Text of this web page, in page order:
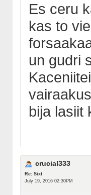
Es ceru
kas to
un gudri
bija lasiit
crucial333
Re: Sixt
July 19, 2016 02:30PM